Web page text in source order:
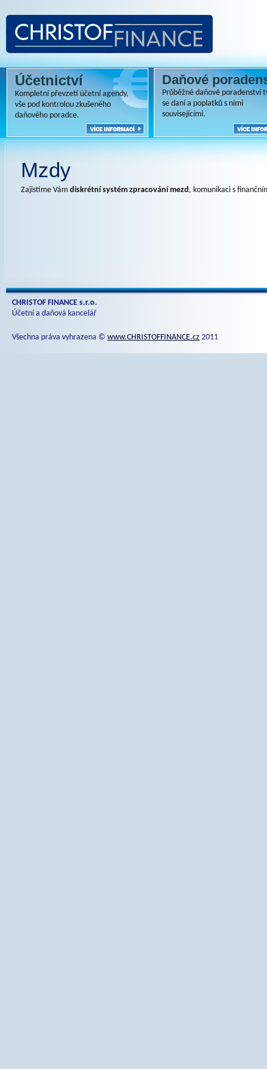
Účetnictví
Kompletní převzetí účetní agendy,
vše pod kontrolou zkušeného
daňového poradce.
Daňové
Průběžné daňové poradenství
se daní a poplatků s nimi
souvisejícími.
Mzdy
Zajistíme Vám diskrétní systém zpracování mezd, komunikaci s
CHRISTOF FINANCE s.r.o.
Účetní a daňová kancelář
Všechna práva vyhrazena © www.CHRISTOFFINANCE.cz 2011